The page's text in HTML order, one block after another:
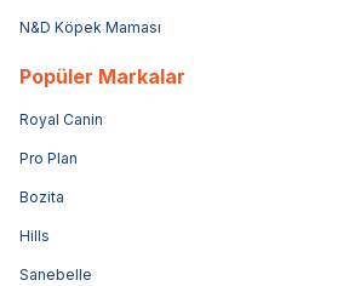
N&D Köpek Maması
Popüler Markalar
Royal Canin
Pro Plan
Bozita
Hills
Sanebelle